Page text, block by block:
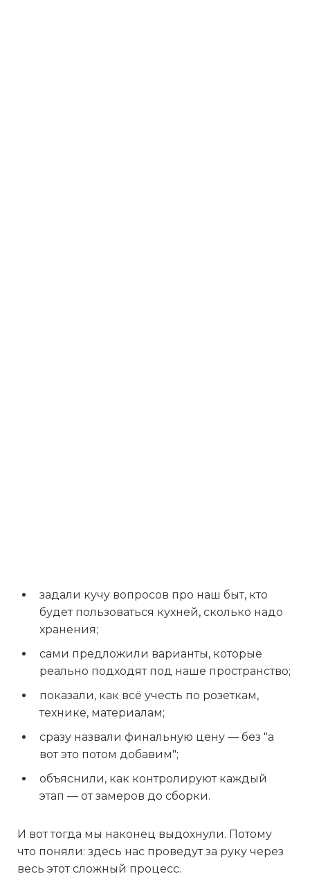
задали кучу вопросов про наш быт, кто
будет пользоваться кухней, сколько надо
хранения;
сами предложили варианты, которые
реально подходят под наше пространство;
показали, как всё учесть по розеткам,
технике, материалам;
сразу назвали финальную цену — без "а
вот это потом добавим";
объяснили, как контролируют каждый
этап — от замеров до сборки.
И вот тогда мы наконец выдохнули. Потому
что поняли: здесь нас проведут за руку через
весь этот сложный процесс.